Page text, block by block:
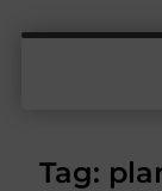
Tag: